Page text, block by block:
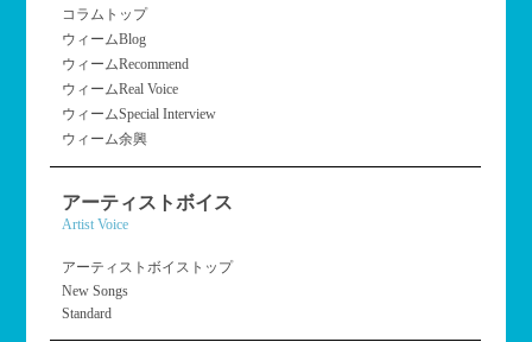
コラムトップ
ウィームBlog
ウィームRecommend
ウィームReal Voice
ウィームSpecial Interview
ウィーム余興
アーティストボイス
Artist Voice
アーティストボイストップ
New Songs
Standard